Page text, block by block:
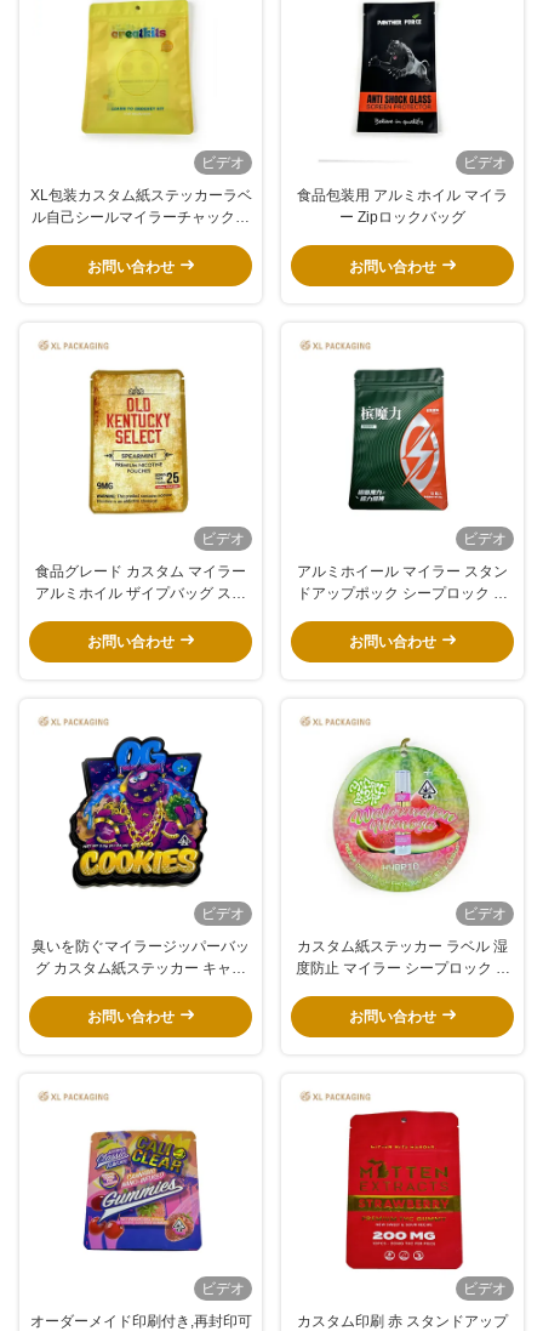
ビデオ
XL包装カスタム紙ステッカーラベ
ル自己シールマイラーチャック袋
袋カスタマイズされたロゴ印刷
お問い合わせ
ビデオ
食品包装用 アルミホイル マイラ
ー Zipロックバッグ
お問い合わせ
ビデオ
食品グレード カスタム マイラー
アルミホイル ザイプバッグ スタ
キャンディ
お問い合わせ
ビデオ
アルミホイール マイラー スタン
ドアップポック シープロック カ
パッケージ
お問い合わせ
ビデオ
臭いを防ぐマイラージッパーバッ
グ カスタム紙ステッカー キャン
ラスチック袋
お問い合わせ
ビデオ
カスタム紙ステッカー ラベル 湿
度防止 マイラー シープロック バ
ープロック
お問い合わせ
ビデオ
オーダーメイド印刷付き,再封印可
ビデオ
カスタム印刷 赤 スタンドアップ